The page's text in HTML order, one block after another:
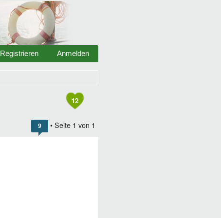
Anmelden
Registrieren
12
9 • Seite 1 von 1